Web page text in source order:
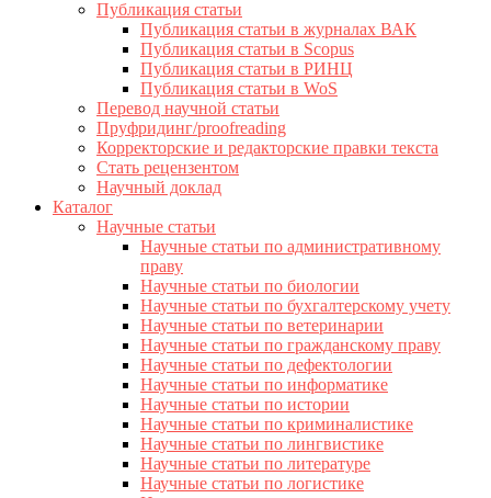
Публикация статьи
Публикация статьи в журналах ВАК
Публикация статьи в Scopus
Публикация статьи в РИНЦ
Публикация статьи в WoS
Перевод научной статьи
Пруфридинг/proofreading
Корректорские и редакторские правки текста
Стать рецензентом
Научный доклад
Каталог
Научные статьи
Научные статьи по административному
праву
Научные статьи по биологии
Научные статьи по бухгалтерскому учету
Научные статьи по ветеринарии
Научные статьи по гражданскому праву
Научные статьи по дефектологии
Научные статьи по информатике
Научные статьи по истории
Научные статьи по криминалистике
Научные статьи по лингвистике
Научные статьи по литературе
Научные статьи по логистике